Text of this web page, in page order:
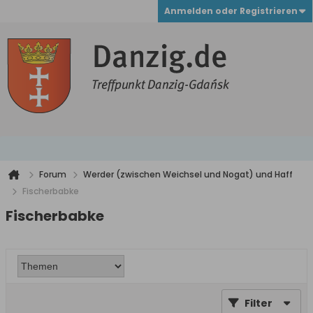
Anmelden oder Registrieren
Forum
Werder (zwischen Weichsel und Nogat) und Haff
Fischerbabke
Fischerbabke
Filter